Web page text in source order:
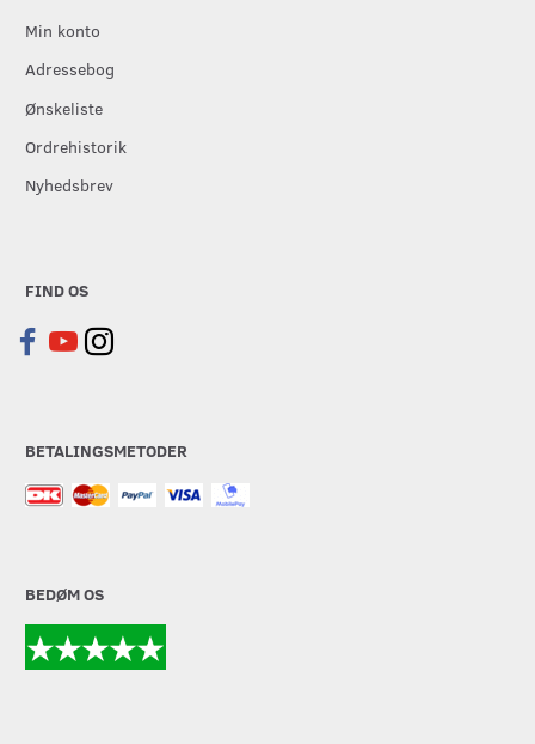
Min konto
Adressebog
Ønskeliste
Ordrehistorik
Nyhedsbrev
FIND OS
BETALINGSMETODER
BEDØM OS